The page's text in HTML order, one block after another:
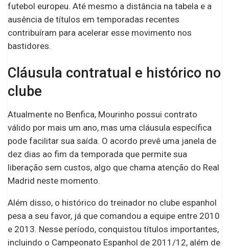
futebol europeu. Até mesmo a distância na tabela e a
ausência de títulos em temporadas recentes
contribuíram para acelerar esse movimento nos
bastidores.
Cláusula contratual e histórico no
clube
Atualmente no Benfica, Mourinho possui contrato
válido por mais um ano, mas uma cláusula específica
pode facilitar sua saída. O acordo prevê uma janela de
dez dias ao fim da temporada que permite sua
liberação sem custos, algo que chama atenção do Real
Madrid neste momento.
Além disso, o histórico do treinador no clube espanhol
pesa a seu favor, já que comandou a equipe entre 2010
e 2013. Nesse período, conquistou títulos importantes,
incluindo o Campeonato Espanhol de 2011/12, além de